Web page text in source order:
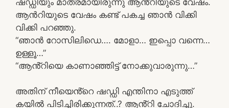
ആൻറിയുടെ വേഷം കണ്ട് പകച്ച ഞാൻ വിക്കി
വിക്കി പറഞ്ഞു.
“ഞാൻ റോസിലിഡെ…. മോളാ… ഇപ്പൊ വന്നെ…
ഉള്ളൂ…”
“ആൻ്റിയെ കാണാഞ്ഞിട്ട് നോക്കുവാരുന്നു…”
അതിന് നീയെൻ്റെ ഷഡ്ഡി എന്തിനാ എടുത്ത്
കയിൽ പിടിച്ചിരിക്കുന്നത്..? ആൻ്റി ചോദിച്ചു.